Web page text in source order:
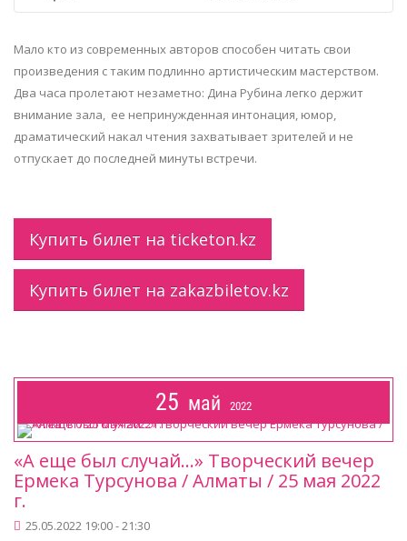
Мало кто из современных авторов способен читать свои
произведения с таким подлинно артистическим мастерством.
Два часа пролетают незаметно: Дина Рубина легко держит
внимание зала, ее непринужденная интонация, юмор,
драматический накал чтения захватывает зрителей и не
отпускает до последней минуты встречи.
Купить билет на ticketon.kz
Купить билет на zakazbiletov.kz
25 май 2022
«А еще был случай…» Творческий вечер
Ермека Турсунова / Алматы / 25 мая 2022
г.
25.05.2022 19:00 - 21:30